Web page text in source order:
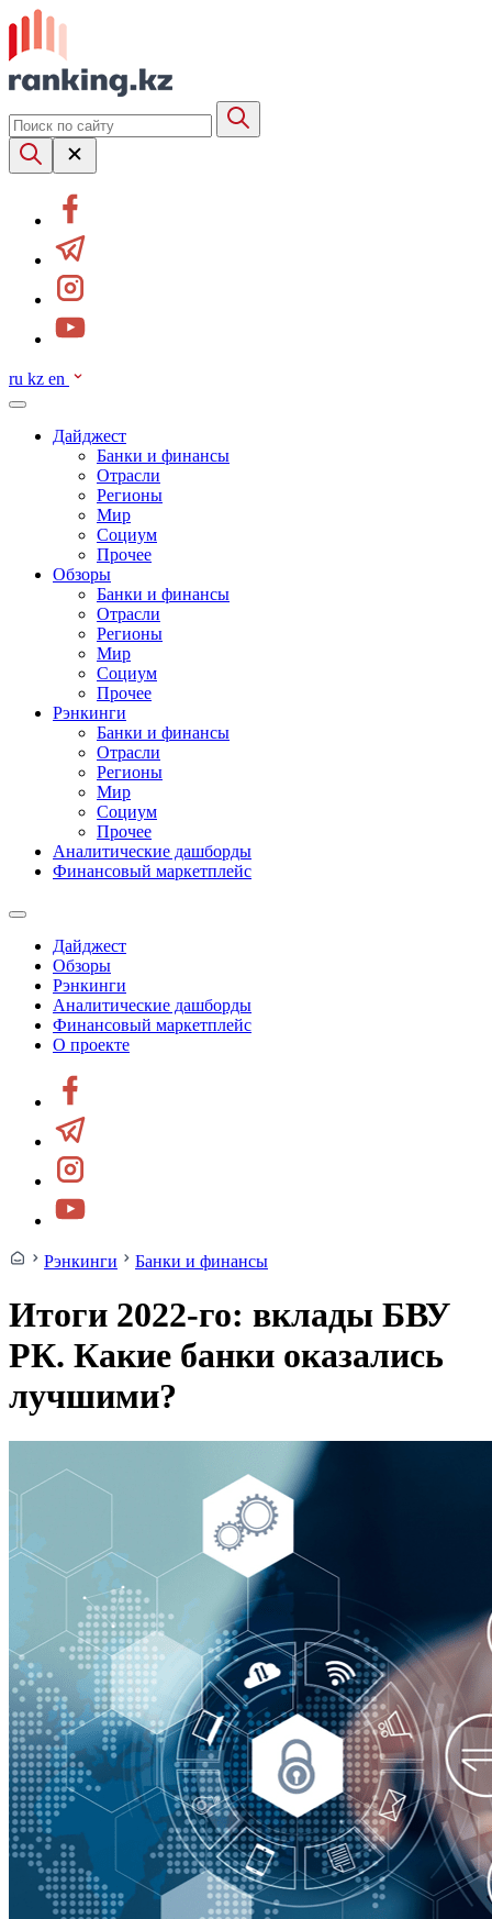
ru kz en
Дайджест
Банки и финансы
Отрасли
Регионы
Мир
Социум
Прочее
Обзоры
Банки и финансы
Отрасли
Регионы
Мир
Социум
Прочее
Рэнкинги
Банки и финансы
Отрасли
Регионы
Мир
Социум
Прочее
Аналитические дашборды
Финансовый маркетплейс
Дайджест
Обзоры
Рэнкинги
Аналитические дашборды
Финансовый маркетплейс
О проекте
Рэнкинги Банки и финансы
Итоги 2022-го: вклады БВУ
РК. Какие банки оказались
лучшими?